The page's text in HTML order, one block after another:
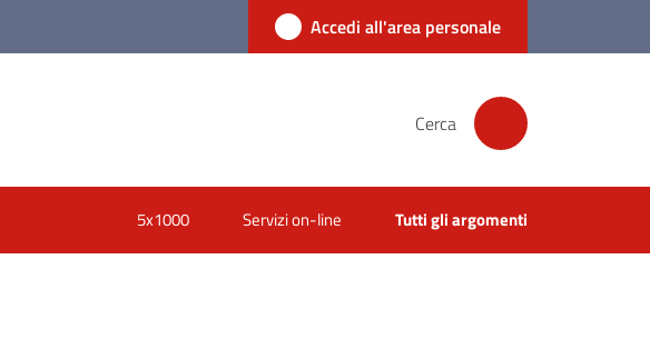
Accedi all'area personale
Cerca
5x1000 Servizi on-line Tutti gli argomenti